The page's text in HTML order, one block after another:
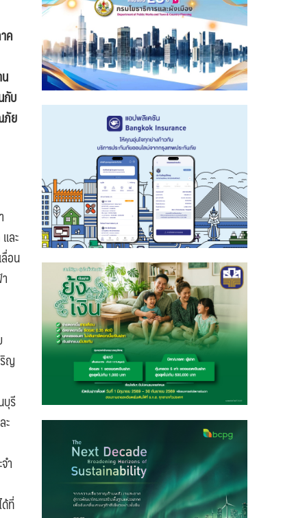
ค
กับ
ภัย
ละ
อน
ญ
บุรี
ะ
ำ
ที่